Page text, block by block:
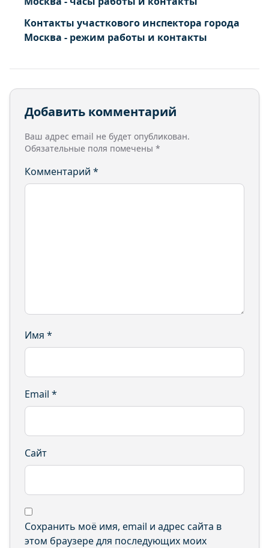
Контакты участкового инспектора города
Москва - режим работы и контакты
Добавить комментарий
Ваш адрес email не будет опубликован.
Обязательные поля помечены *
Комментарий *
Имя *
Email *
Сайт
Сохранить моё имя, email и адрес сайта в
этом браузере для последующих моих